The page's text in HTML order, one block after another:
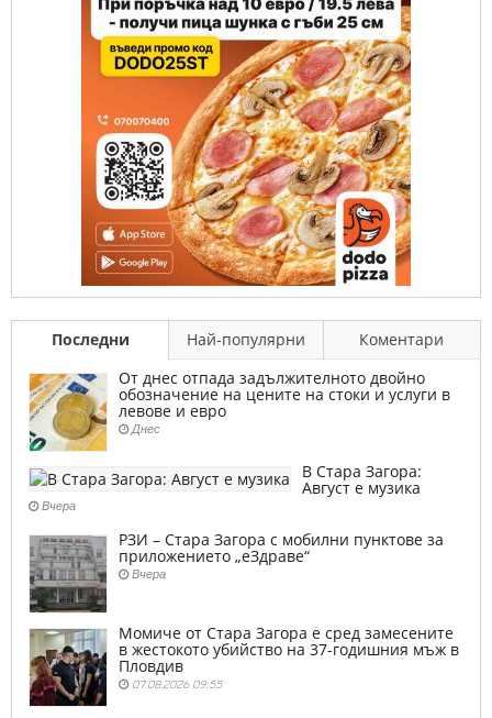
Последни Най-популярни
Коментари
От днес отпада задължителното двойно
обозначение на цените на стоки и услуги в
левове и евро
Днес
В Стара Загора:
Август е музика
Вчера
РЗИ – Стара Загора с мобилни пунктове за
приложението „еЗдраве“
Вчера
Момиче от Стара Загора е сред замесените
в жестокото убийство на 37-годишния мъж в
Пловдив
07.08.2026 09:55